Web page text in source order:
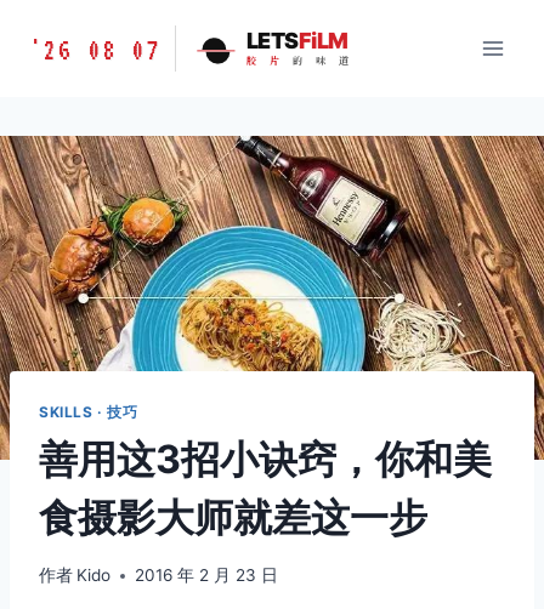
胶
味
道
LETSFILM
'26 08 07 LETSFiLM
胶 片 的 味 道
SKILLS · 技巧
善用这3招小诀窍，你和美
食摄影大师就差这一步
作者 Kido 2016 年 2 月 23 日